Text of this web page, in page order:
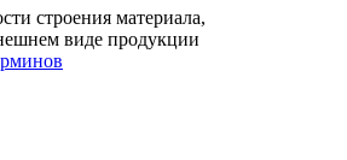
строения материала,
виде продукции